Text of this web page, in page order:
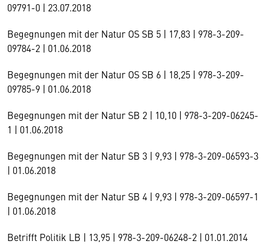
09791-0 | 23.07.2018
Begegnungen mit der Natur OS SB 5 | 17,83 | 978-3-209-
09784-2 | 01.06.2018
Begegnungen mit der Natur OS SB 6 | 18,25 | 978-3-209-
09785-9 | 01.06.2018
Begegnungen mit der Natur SB 2 | 10,10 | 978-3-209-06245-
1 | 01.06.2018
Begegnungen mit der Natur SB 3 | 9,93 | 978-3-209-06593-3
| 01.06.2018
Begegnungen mit der Natur SB 4 | 9,93 | 978-3-209-06597-1
| 01.06.2018
Betrifft Politik LB | 13,95 | 978-3-209-06248-2 | 01.01.2014